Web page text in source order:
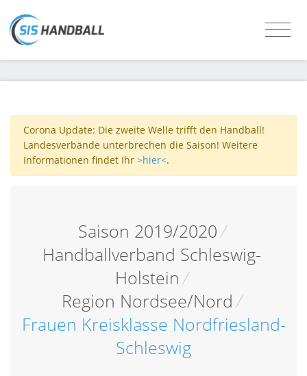
Corona Update: Die zweite Welle trifft den Handball!
Landesverbände unterbrechen die Saison! Weitere
Informationen findet Ihr >hier<.
Saison 2019/2020/
Handballverband Schleswig-
Holstein /
Region Nordsee/Nord /
Frauen Kreisklasse Nordfriesland-
Schleswig